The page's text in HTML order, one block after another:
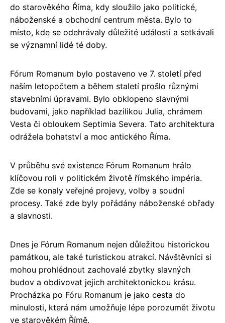
do starověkého Říma, kdy sloužilo jako politické,
náboženské a obchodní centrum města. Bylo to
místo, kde se odehrávaly důležité události a setkávali
se významní lidé té doby.
Fórum Romanum bylo postaveno ve 7. století před
naším letopočtem a během staletí prošlo různými
stavebními úpravami. Bylo obklopeno slavnými
budovami, jako například bazilikou Julia, chrámem
Vesta či obloukem Septimia Severa. Tato architektura
odrážela bohatství a moc antického Říma.
V průběhu své existence Fórum Romanum hrálo
klíčovou roli v politickém životě římského impéria.
Zde se konaly veřejné projevy, volby a soudní
procesy. Také zde byly pořádány náboženské obřady
a slavnosti.
Dnes je Fórum Romanum nejen důležitou historickou
památkou, ale také turistickou atrakcí. Návštěvníci si
mohou prohlédnout zachovalé zbytky slavných
budov a obdivovat jejich architektonickou krásu.
Procházka po Fóru Romanum je jako cesta do
minulosti, která nám umožňuje lépe porozumět životu
ve starověkém Římě.